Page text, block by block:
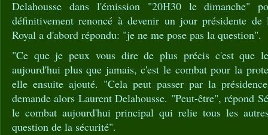
Delahousse dans l'émission "20H30 le dimanche"
définitivement renoncé à devenir un jour présidente de
Royal a d'abord répondu: "je ne me pose pas la question".
"Ce que je peux vous dire de plus précis c'est que
aujourd'hui plus que jamais, c'est le combat pour la
elle ensuite ajouté. "Cela peut passer par la
demande alors Laurent Delahousse. "Peut-être", répond
le combat aujourd'hui principal qui relie tous les
question de la sécurité".